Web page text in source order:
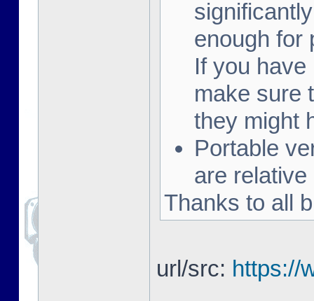
enough for
If you
make sure
they might
Portable
are relative
Thanks to all
url/src: https://